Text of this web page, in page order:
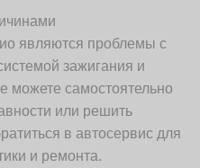
являются проблемы с
зажигания и
можете самостоятельно
или решить
в автосервис для
и ремонта.